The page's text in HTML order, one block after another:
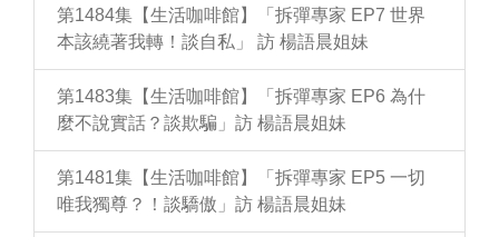
第1484集【生活咖啡館】「拆彈專家 EP7 世界
本該繞著我轉！談自私」 訪 楊語晨姐妹
第1483集【生活咖啡館】「拆彈專家 EP6 為什
麼不說實話？談欺騙」訪 楊語晨姐妹
第1481集【生活咖啡館】「拆彈專家 EP5 一切
唯我獨尊？！談驕傲」訪 楊語晨姐妹